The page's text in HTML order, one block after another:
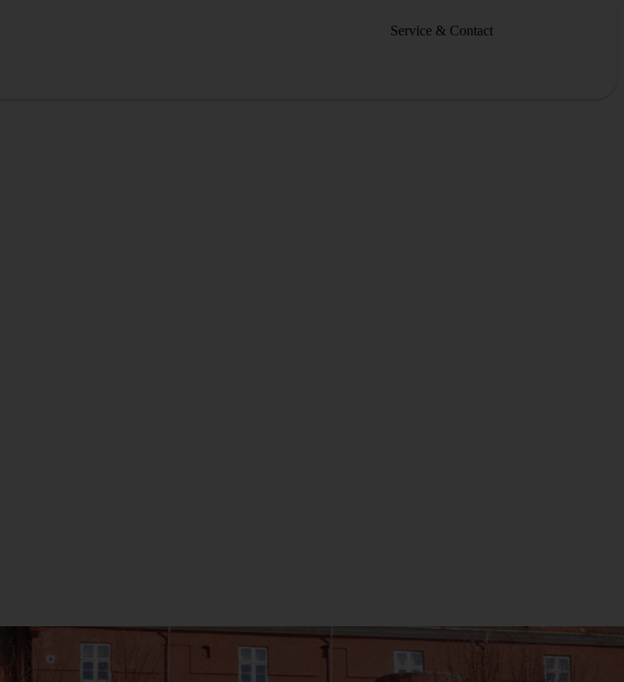
Service & Contact